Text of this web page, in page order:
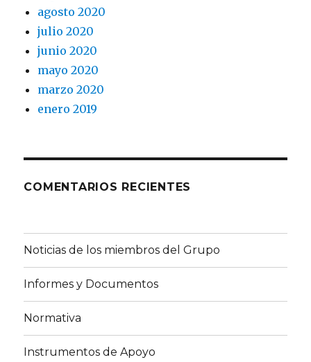
agosto 2020
julio 2020
junio 2020
mayo 2020
marzo 2020
enero 2019
COMENTARIOS RECIENTES
Noticias de los miembros del Grupo
Informes y Documentos
Normativa
Instrumentos de Apoyo